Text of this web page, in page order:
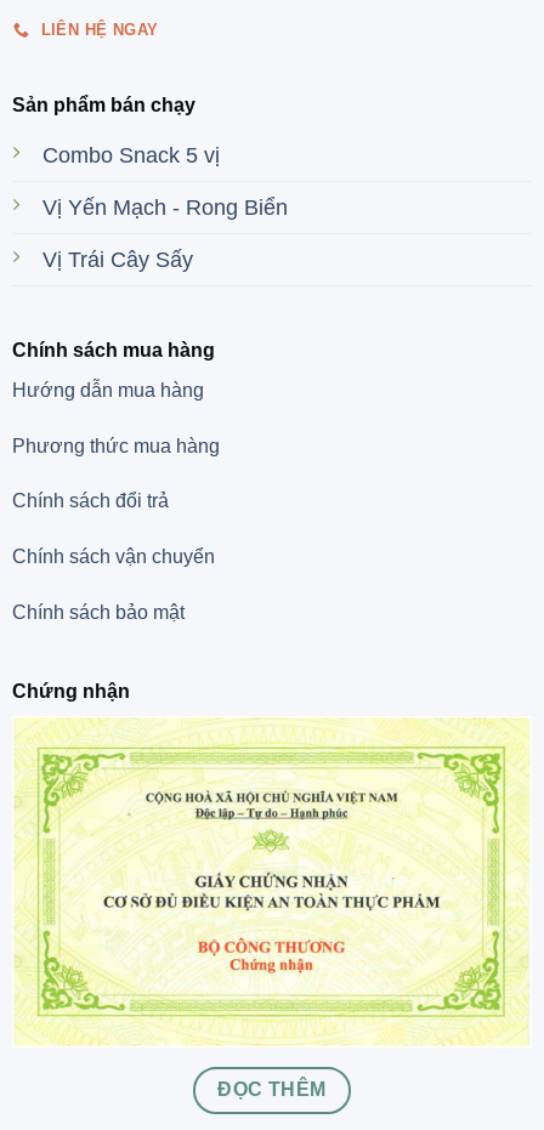
LIÊN HỆ NGAY
Sản phẩm bán chạy
Combo Snack 5 vị
Vị Yến Mạch - Rong Biển
Vị Trái Cây Sấy
Chính sách mua hàng
Hướng dẫn mua hàng
Phương thức mua hàng
Chính sách đổi trả
Chính sách vận chuyển
Chính sách bảo mật
Chứng nhận
ĐỌC THÊM